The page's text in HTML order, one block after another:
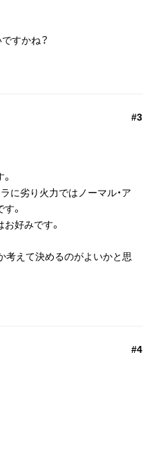
すかね？
#3
に劣り火力ではノーマル・ア
。
好みです。
えて決めるのがよいかと思
#4